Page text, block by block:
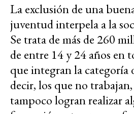
La exclusión de una
juventud interpela a la
Se trata de más de 260
de entre 14 y 24 años en
que integran la categoría
decir, los que no
tampoco logran realizar